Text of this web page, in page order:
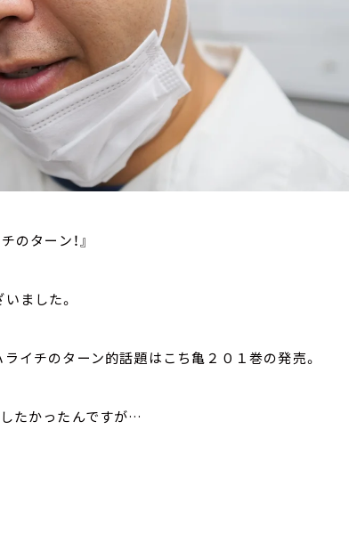
ターン！』
ました。
イチのターン的話題はこち亀２０１巻の発売。
たかったんですが…